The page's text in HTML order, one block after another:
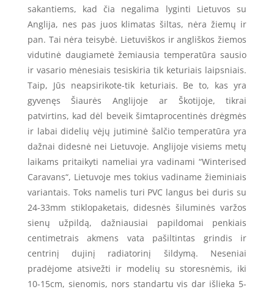
sakantiems, kad čia negalima lyginti Lietuvos su
Anglija, nes pas juos klimatas šiltas, nėra žiemų ir
pan. Tai nėra teisybė. Lietuviškos ir angliškos žiemos
vidutinė daugiametė žemiausia temperatūra sausio
ir vasario mėnesiais tesiskiria tik keturiais laipsniais.
Taip, Jūs neapsirikote-tik keturiais. Be to, kas yra
gyvenęs Šiaurės Anglijoje ar Škotijoje, tikrai
patvirtins, kad dėl beveik šimtaprocentinės drėgmės
ir labai didelių vėjų jutiminė šalčio temperatūra yra
dažnai didesnė nei Lietuvoje. Anglijoje visiems metų
laikams pritaikyti nameliai yra vadinami “Winterised
Caravans“, Lietuvoje mes tokius vadiname žieminiais
variantais. Toks namelis turi PVC langus bei duris su
24-33mm stiklopaketais, didesnės šiluminės varžos
sienų užpildą, dažniausiai papildomai penkiais
centimetrais akmens vata pašiltintas grindis ir
centrinį dujinį radiatorinį šildymą. Neseniai
pradėjome atsivežti ir modelių su storesnėmis, iki
10-15cm, sienomis, nors standartu vis dar išlieka 5-